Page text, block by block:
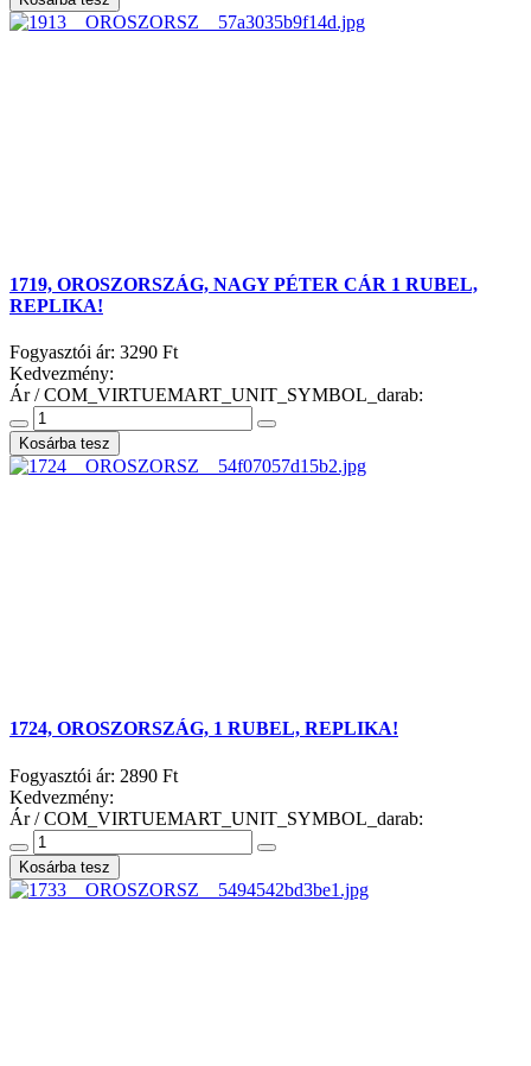
1719, OROSZORSZÁG, NAGY PÉTER CÁR 1 RUBEL,
REPLIKA!
Fogyasztói ár: 3290 Ft
Kedvezmény:
Ár / COM_VIRTUEMART_UNIT_SYMBOL_darab:
1724, OROSZORSZÁG, 1 RUBEL, REPLIKA!
Fogyasztói ár: 2890 Ft
Kedvezmény:
Ár / COM_VIRTUEMART_UNIT_SYMBOL_darab: